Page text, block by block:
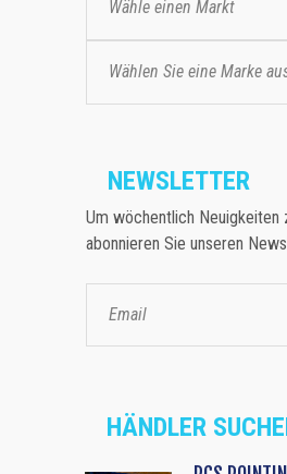
Wähle einen Markt
Wählen Sie eine Marke
NEWSLETTER
Um wöchentlich Neuigkeiten
abonnieren Sie unseren
HÄNDLER